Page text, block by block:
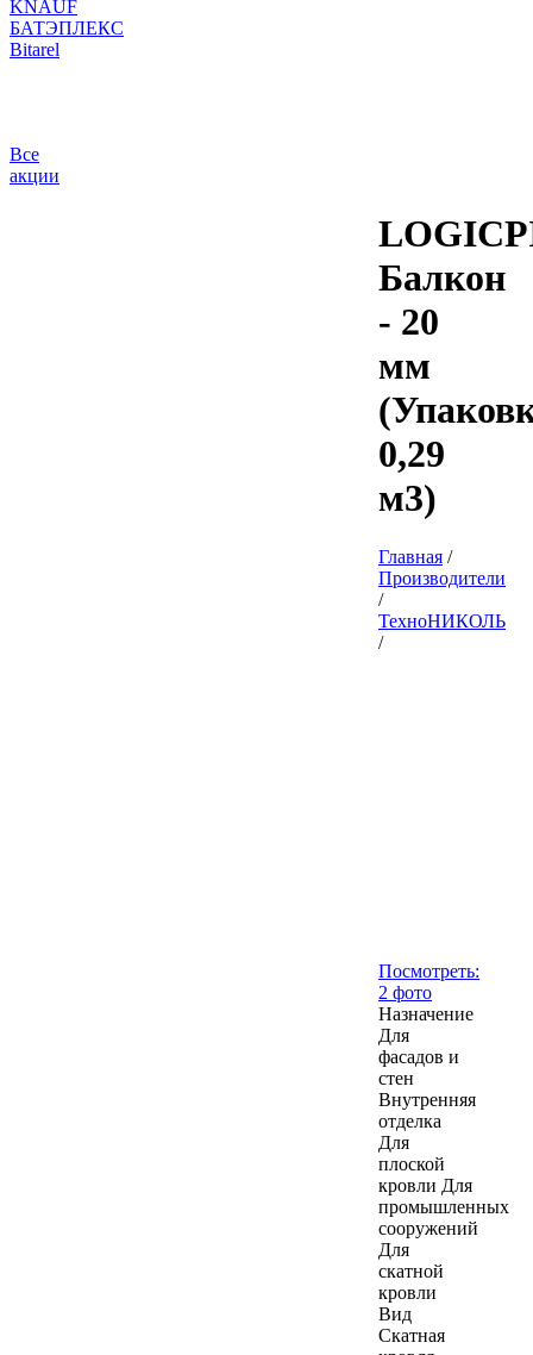
KNAUF
БАТЭПЛЕКС
Bitarel
Все
акции
Балкон
- 20
мм
0,29
м3)
Главная /
Производители
/
ТехноНИКОЛЬ
/
Посмотреть:
2 фото
Назначение
Для
фасадов и
стен
Внутренняя
отделка
Для
плоской
кровли Для
промышленных
сооружений
Для
скатной
кровли
Вид
Скатная